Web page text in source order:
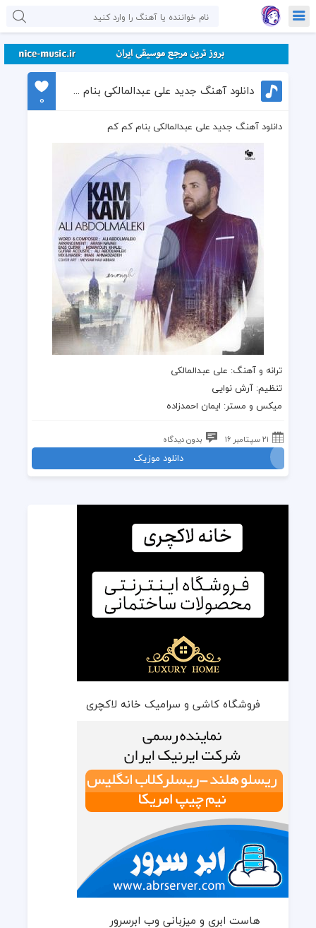
دانلود آهنگ جدید علی عبدالمالکی بنام کم کم
0
دانلود آهنگ جدید علی عبدالمالکی بنام کم کم
ترانه وآهنگ: علی عبدالمالکی
تنظیم: آرش نوایی
میکس و مستر: ایمان احمدزاده
21 سپتامبر 16 بدون دیدگاه
دانلود موزیک
فروشگاه کاشی و سرامیک خانه لاکچری
هاست ابری و میزبانی وب ابرسرور